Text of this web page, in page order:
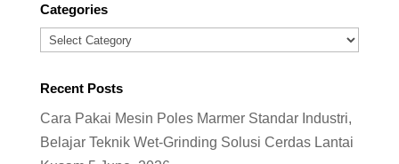
Categories
Categories
Recent Posts
Cara Pakai Mesin Poles Marmer Standar Industri,
Belajar Teknik Wet-Grinding Solusi Cerdas Lantai